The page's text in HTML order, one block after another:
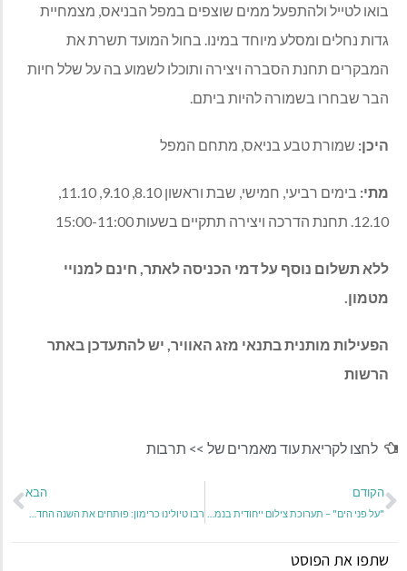
בואו לטייל ולהתפעל ממים שוצפים במפל הבניאס, מצמחיית
גדות נחלים ומסלע מיוחד במינו. בחול המועד תשרת את
המבקרים תחנת הסברה ויצירה ותוכלו לשמוע בה על שלל חיות
הבר שבחרו בשמורה להיות ביתם.
היכן: שמורת טבע בניאס, מתחם המפל
מתי:
בימים רביעי, חמישי, שבת וראשון 8.10, 9.10, 11.10,
12.10. תחנת הדרכה ויצירה תתקיים בשעות 15:00-11:00
ללא תשלום נוסף על דמי הכניסה לאתר, חינם למנויי
מטמון.
הפעילות מותנית בתנאי מזג האוויר, יש להתעדכן באתר
הרשות
לחצו לקריאת עוד מאמרים של >> תרבות
הקודם הבא
שתפו את הפוסט